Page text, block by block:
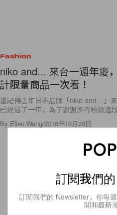
Fashion
niko and... 來台一週年慶
計限量商品一次看！
還記得去年日本品牌「niko and…」
已經過了一年，為了謝謝所有粉絲
By Ellen Wang/2018年10月20日
訂閱我們
訂閱我們的 Newsletter，你每
聞和最新